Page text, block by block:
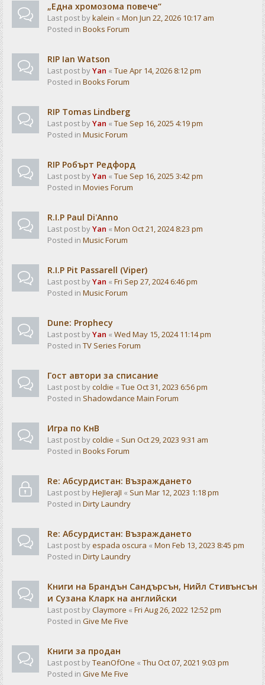
„Една хромозома повече“
Last post bykalein « Mon Jun 22, 2026 10:17 am
Posted in Books Forum
RIP Ian Watson
Last post byYan « Tue Apr 14, 2026 8:12 pm
Posted in Books Forum
RIP Tomas Lindberg
Last post byYan « Tue Sep 16, 2025 4:19 pm
Posted in Music Forum
RIP Робърт Редфорд
Last post byYan « Tue Sep 16, 2025 3:42 pm
Posted in Movies Forum
R.I.P Paul Di'Anno
Last post byYan « Mon Oct 21, 2024 8:23 pm
Posted in Music Forum
R.I.P Pit Passarell (Viper)
Last post byYan « Fri Sep 27, 2024 6:46 pm
Posted in Music Forum
Dune: Prophecy
Last post byYan « Wed May 15, 2024 11:14 pm
Posted in TV Series Forum
Гост автори за списание
Last post bycoldie « Tue Oct 31, 2023 6:56 pm
Posted in Shadowdance Main Forum
Игра по КнВ
Last post bycoldie « Sun Oct 29, 2023 9:31 am
Posted in Books Forum
Re: Абсурдистан: Възраждането
Last post byHeJIeraJI « Sun Mar 12, 2023 1:18 pm
Posted in Dirty Laundry
Re: Абсурдистан: Възраждането
Last post byespada oscura « Mon Feb 13, 2023 8:45 pm
Posted in Dirty Laundry
Книги на Брандън Сандърсън, Нийл Стивънсън
и Сузана Кларк на английски
Last post byClaymore « Fri Aug 26, 2022 12:52 pm
Posted in Give Me Five
Книги за продан
Last post byTeanOfOne « Thu Oct 07, 2021 9:03 pm
Posted in Give Me Five